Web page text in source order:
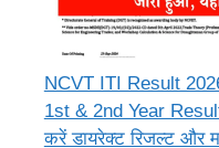
NCVT ITI Result
1st & 2nd Year
करें डायरेक्ट रिजल्ट और